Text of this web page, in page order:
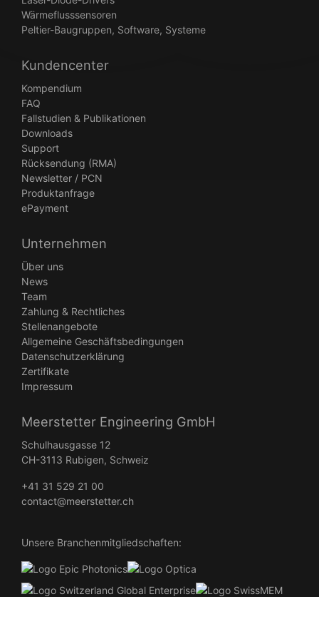
Wärmeflusssensoren
Peltier-Baugruppen, Software, Systeme
Kundencenter
Kompendium
FAQ
Fallstudien & Publikationen
Downloads
Support
Rücksendung (RMA)
Newsletter / PCN
Produktanfrage
ePayment
Unternehmen
Über uns
News
Team
Zahlung & Rechtliches
Stellenangebote
Allgemeine Geschäftsbedingungen
Datenschutzerklärung
Zertifikate
Impressum
Meerstetter Engineering GmbH
Schulhausgasse 12
CH-3113 Rubigen, Schweiz
+41 31 529 21 00
contact@meerstetter.ch
Unsere Branchenmitgliedschaften: